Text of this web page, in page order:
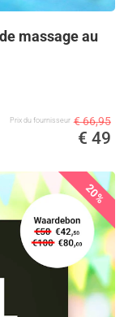
massage au
Prix ​​du fournisseur € 66,95
€ 49
20%